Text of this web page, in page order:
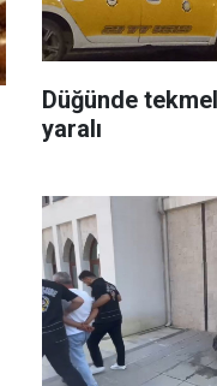
Düğünde
yaralı